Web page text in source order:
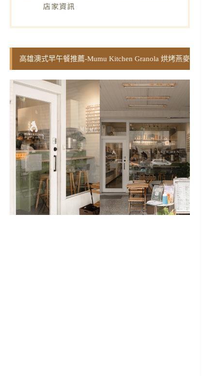
店家資訊
高雄澳式早午餐推薦-Mumu Kitchen Granola 烘烤燕麥